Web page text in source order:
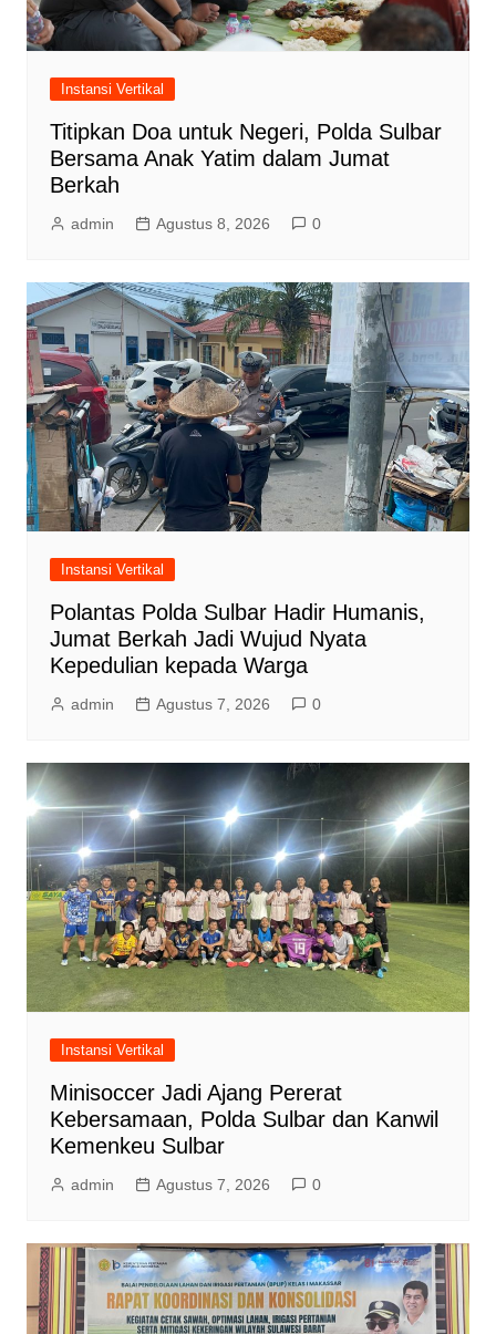
Instansi Vertikal
Titipkan Doa untuk Negeri, Polda Sulbar
Bersama Anak Yatim dalam Jumat
Berkah
admin Agustus 8, 2026 0
Instansi Vertikal
Polantas Polda Sulbar Hadir Humanis,
Jumat Berkah Jadi Wujud Nyata
Kepedulian kepada Warga
admin Agustus 7, 2026 0
Instansi Vertikal
Minisoccer Jadi Ajang Pererat
Kebersamaan, Polda Sulbar dan Kanwil
Kemenkeu Sulbar
admin Agustus 7, 2026 0